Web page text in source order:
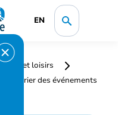
EN
et loisirs
Calendrier des événements